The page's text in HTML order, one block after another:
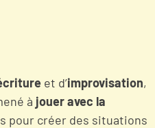
et d’improvisation,
à jouer avec la
pour créer des situations